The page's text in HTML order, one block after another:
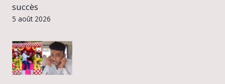
succès
5 août 2026